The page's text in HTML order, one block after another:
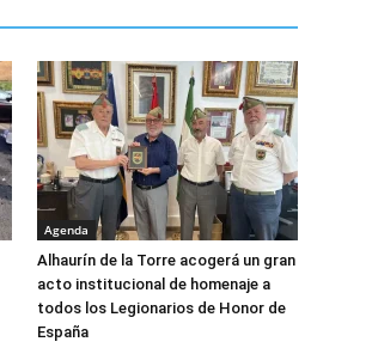
Agenda
Alhaurín de la Torre acogerá un gran
acto institucional de homenaje a
todos los Legionarios de Honor de
España